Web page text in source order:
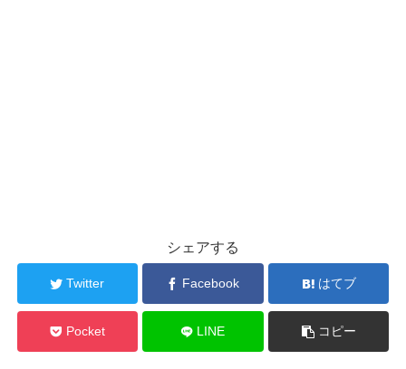
シェアする
Twitter Facebook はてブ
Pocket LINE コピー